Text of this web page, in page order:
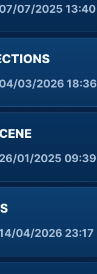
07/07/2025 13:40
04/03/2026 18:36
26/01/2025 09:39
14/04/2026 23:17